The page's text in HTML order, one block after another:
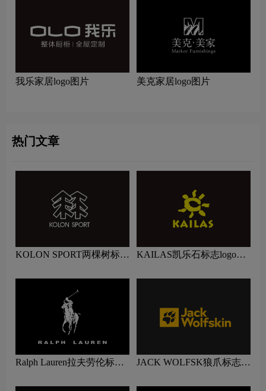
我乐家居logo图片 美克家居logo图片
热门文章
KOLON SPORT两棵树标志
KAILAS凯乐石标志logo图
Ralph Lauren拉夫劳伦标志
JACK WOLFSK狼爪标志